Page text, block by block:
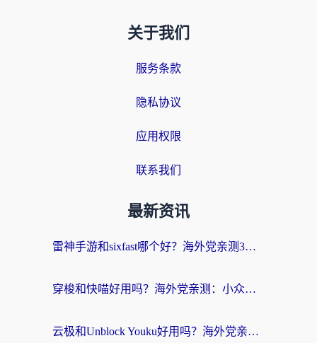
关于我们
服务条款
隐私协议
应用权限
联系我们
最新资讯
雷神手游和sixfast哪个好？海外党亲测3款回国加速器，教你选对不踩坑
穿梭和快喵好用吗？海外党亲测：小众加速器对比+番茄加速器深度体验
云极和Unblock Youku好用吗？海外党亲测+2026回国加速器避坑指南